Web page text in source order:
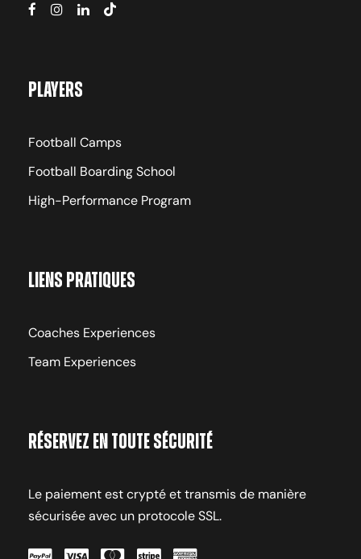
Players
Football Camps
Football Boarding School
High-Performance Program
Liens pratiques
Coaches Experiences
Team Experiences
Réservez en toute sécurité
Le paiement est crypté et transmis de manière
sécurisée avec un protocole SSL.